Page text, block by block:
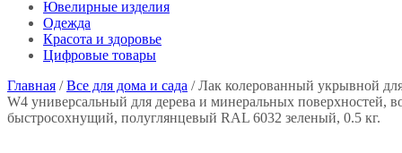
Ювелирные изделия
Одежда
Красота и здоровье
Цифровые товары
Главная /Все для дома и сада / Лак колерованный укрывной
W4 универсальный для дерева и минеральных поверхностей,
быстросохнущий, полуглянцевый RAL 6032 зеленый, 0.5 кг.